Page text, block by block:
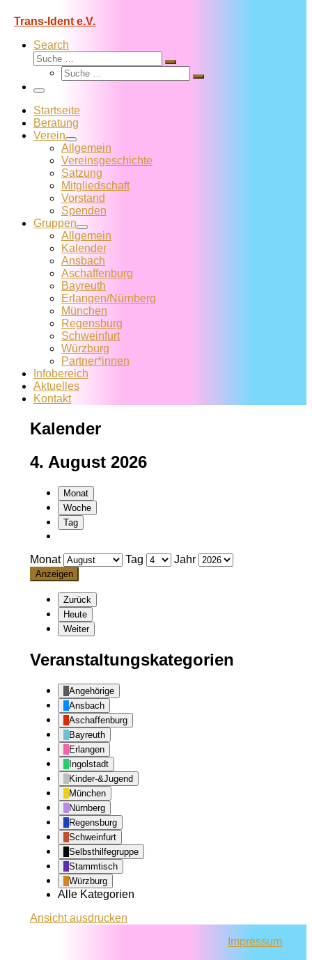
Trans-Ident e.V.
Search
Suche
Suche
Suche
Suche
Menü
Startseite
Beratung
Verein
Allgemein
Vereins­geschichte
Satzung
Mitglied­schaft
Vorstand
Spenden
Gruppen
Allgemein
Kalender
Ansbach
Aschaffenburg
Bayreuth
Erlangen/Nürnberg
München
Regensburg
Schweinfurt
Würzburg
Partner*innen
Infobereich
Aktuelles
Kontakt
Kalender
4. August 2026
Monat
Woche
Tag
Monat Tag Jahr
Zurück
Heute
Weiter
Veranstaltungskategorien
Angehörige
Ansbach
Aschaffenburg
Bayreuth
Erlangen
Ingolstadt
Kinder-&Jugend
München
Nürnberg
Regensburg
Schweinfurt
Selbsthilfegruppe
Stammtisch
Würzburg
Alle Kategorien
Ansichtausdrucken
Impressum